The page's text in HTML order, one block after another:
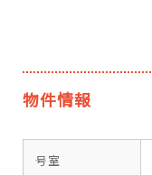
物件情報
号室